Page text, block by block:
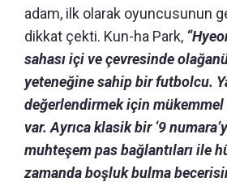
adam, ilk olarak oyuncusunun
dikkat çekti. Kun-ha Park, “
sahası içi ve çevresinde
yeteneğine sahip bir futbolcu.
değerlendirmek için
var. Ayrıca klasik bir ‘9
muhteşem pas bağlantıları ile
zamanda boşluk bulma